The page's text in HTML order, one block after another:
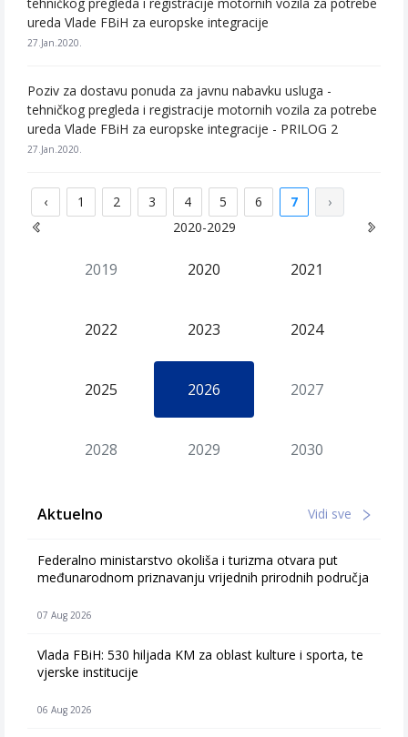
ureda Vlade FBiH za europske integracije
27.Jan.2020.
Poziv za dostavu ponuda za javnu nabavku usluga -
tehničkog pregleda i registracije motornih vozila za potrebe
ureda Vlade FBiH za europske integracije - PRILOG 2
27.Jan.2020.
‹ 1 2 3 4 5 6 7
›
2020-2029
2019 2020 2021
2022 2023 2024
2025 2026 2027
2028 2029 2030
Aktuelno Vidi sve
Federalno ministarstvo okoliša i turizma otvara put
međunarodnom priznavanju vrijednih prirodnih područja
07 Aug 2026
Vlada FBiH: 530 hiljada KM za oblast kulture i sporta, te
vjerske institucije
06 Aug 2026